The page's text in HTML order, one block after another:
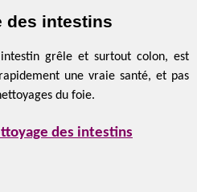
des intestins
grêle et surtout colon, est
une vraie santé, et pas
du foie.
des intestins